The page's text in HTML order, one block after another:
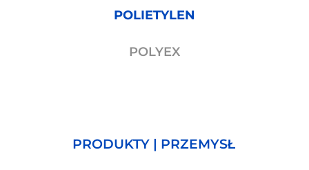
POLIETYLEN
POLYEX
PRODUKTY | PRZEMYSŁ